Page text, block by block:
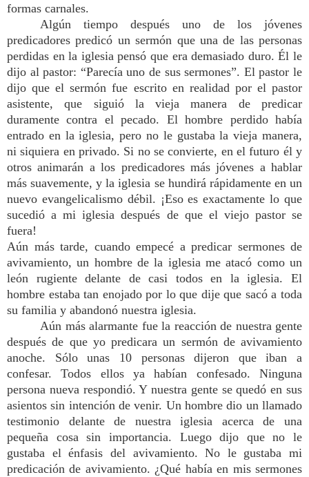
formas carnales.
Algún tiempo después uno de los jóvenes
predicadores predicó un sermón que una de las personas
perdidas en la iglesia pensó que era demasiado duro. Él le
dijo al pastor: “Parecía uno de sus sermones”. El pastor le
dijo que el sermón fue escrito en realidad por el pastor
asistente, que siguió la vieja manera de predicar
duramente contra el pecado. El hombre perdido había
entrado en la iglesia, pero no le gustaba la vieja manera,
ni siquiera en privado. Si no se convierte, en el futuro él y
otros animarán a los predicadores más jóvenes a hablar
más suavemente, y la iglesia se hundirá rápidamente en un
nuevo evangelicalismo débil. ¡Eso es exactamente lo que
sucedió a mi iglesia después de que el viejo pastor se
fuera!
Aún más tarde, cuando empecé a predicar sermones de
avivamiento, un hombre de la iglesia me atacó como un
león rugiente delante de casi todos en la iglesia. El
hombre estaba tan enojado por lo que dije que sacó a toda
su familia y abandonó nuestra iglesia.
Aún más alarmante fue la reacción de nuestra gente
después de que yo predicara un sermón de avivamiento
anoche. Sólo unas 10 personas dijeron que iban a
confesar. Todos ellos ya habían confesado. Ninguna
persona nueva respondió. Y nuestra gente se quedó en sus
asientos sin intención de venir. Un hombre dio un llamado
testimonio delante de nuestra iglesia acerca de una
pequeña cosa sin importancia. Luego dijo que no le
gustaba el énfasis del avivamiento. No le gustaba mi
predicación de avivamiento. ¿Qué había en mis sermones